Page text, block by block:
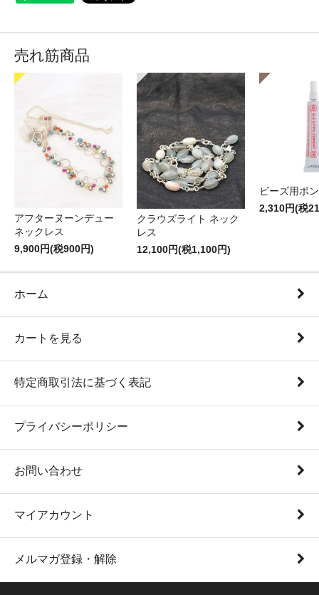
売れ筋商品
アフターヌーンデュー
ネックレス
9,900円(税900円)
クラウズライト ネック
レス
12,100円(税1,100円)
ビーズ用ボ
2,310円(税
ホーム
カートを見る
特定商取引法に基づく表記
プライバシーポリシー
お問い合わせ
マイアカウント
メルマガ登録・解除